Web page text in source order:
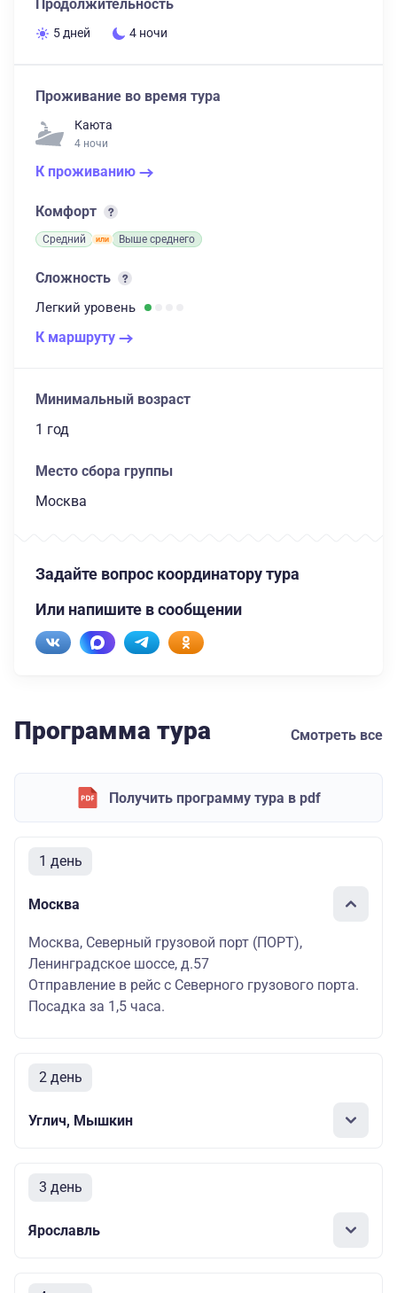
Продолжительность
5 дней 4 ночи
Проживание во время тура
Каюта
4 ночи
К проживанию
Комфорт
Средний Выше среднего
Сложность
Легкий уровень
К маршруту
Минимальный возраст
1 год
Место сбора группы
Москва
Задайте вопрос координатору тура
Или напишите в сообщении
Программа тура Смотреть все
Получить программу тура в pdf
1 день
Москва
Москва, Северный грузовой порт (ПОРТ),
Ленинградское шоссе, д.57
Отправление в рейс с Северного грузового порта.
Посадка за 1,5 часа.
2 день
Углич, Мышкин
3 день
Ярославль